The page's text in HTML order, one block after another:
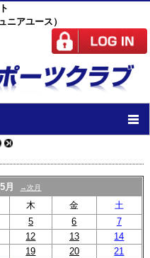
ニアユース）
ル
月 →次月
木 金
土
5 6
7
12 13
14
19 20
21